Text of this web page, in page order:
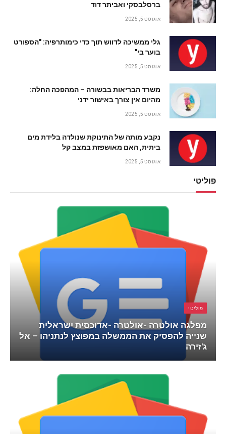
ברסלבסקי ואביתר דוד
אוגוסט 5, 2025
גלי ממשיכה לדווש תוך כדי כימותרפיה: "הספורט
בוער בי"
אוגוסט 5, 2025
משרד הבריאות בבשורה – המהפכה החלה:
מהיום אין צורך באישור ידני
אוגוסט 5, 2025
נקבע מותה של התינוקת שנולדה בלידת מים
ביתית, האם מאושפזת במצב קל
אוגוסט 5, 2025
פוליטי
פוליטי
מפלגה אולטרה -אולטרה -אדוכסית ישראלית
שנייה להפסיק את הממשלה במפוצץ לנתניהו – אל
ג'זירה